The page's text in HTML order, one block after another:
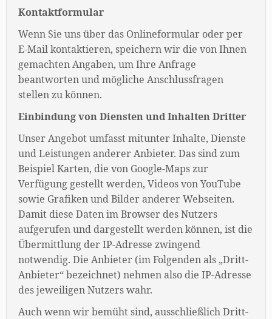
Kontaktformular
Wenn Sie uns über das Onlineformular oder per
E-Mail kontaktieren, speichern wir die von Ihnen
gemachten Angaben, um Ihre Anfrage
beantworten und mögliche Anschlussfragen
stellen zu können.
Einbindung von Diensten und Inhalten Dritter
Unser Angebot umfasst mitunter Inhalte, Dienste
und Leistungen anderer Anbieter. Das sind zum
Beispiel Karten, die von Google-Maps zur
Verfügung gestellt werden, Videos von YouTube
sowie Grafiken und Bilder anderer Webseiten.
Damit diese Daten im Browser des Nutzers
aufgerufen und dargestellt werden können, ist die
Übermittlung der IP-Adresse zwingend
notwendig. Die Anbieter (im Folgenden als „Dritt-
Anbieter“ bezeichnet) nehmen also die IP-Adresse
des jeweiligen Nutzers wahr.
Auch wenn wir bemüht sind, ausschließlich Dritt-